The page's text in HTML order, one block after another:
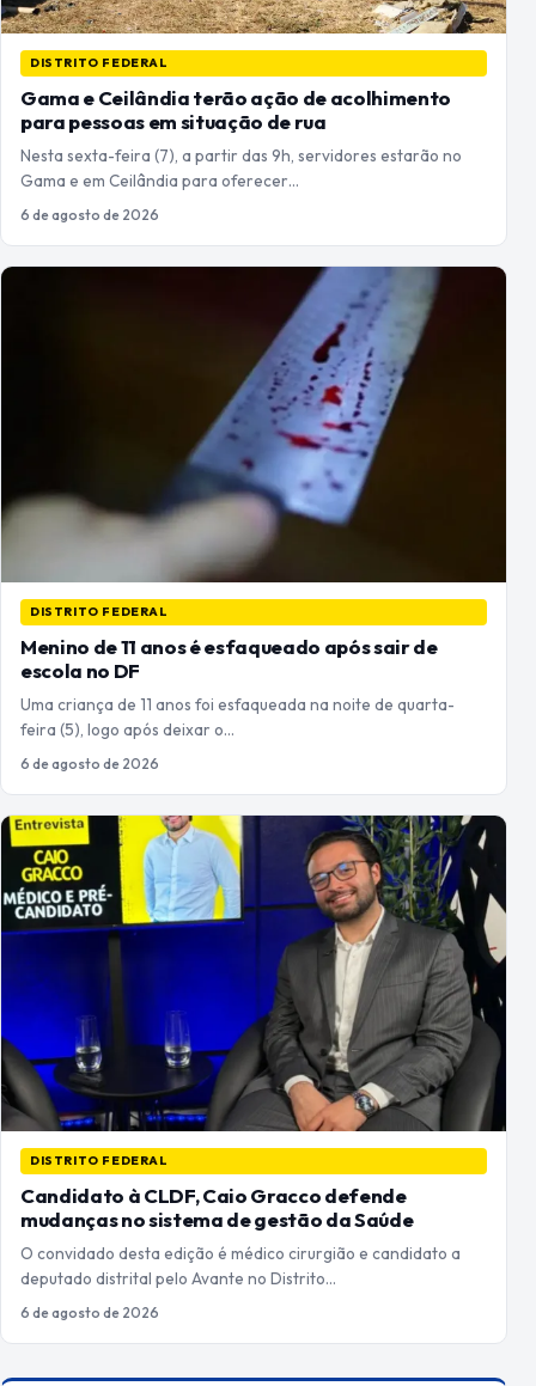
DISTRITO FEDERAL
Gama e Ceilândia terão ação de acolhimento
para pessoas em situação de rua
Nesta sexta-feira (7), a partir das 9h, servidores estarão no
Gama e em Ceilândia para oferecer…
6 de agosto de 2026
DISTRITO FEDERAL
Menino de 11 anos é esfaqueado após sair de
escola no DF
Uma criança de 11 anos foi esfaqueada na noite de quarta-
feira (5), logo após deixar o…
6 de agosto de 2026
DISTRITO FEDERAL
Candidato à CLDF, Caio Gracco defende
mudanças no sistema de gestão da Saúde
O convidado desta edição é médico cirurgião e candidato a
deputado distrital pelo Avante no Distrito…
6 de agosto de 2026